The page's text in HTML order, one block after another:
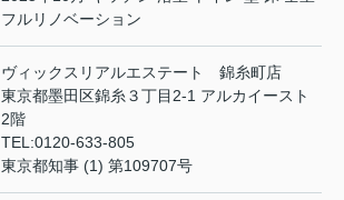
フルリノベーション
ヴィックスリアルエステート 錦糸町店
東京都墨田区錦糸３丁目2-1 アルカイースト
2階
TEL:0120-633-805
東京都知事 (1) 第109707号